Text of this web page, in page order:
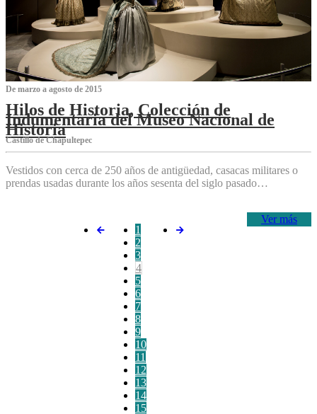
De marzo a agosto de 2015
Hilos de Historia, Colección de
Indumentaria del Museo Nacional de
Historia
Castillo de Chapultepec
Vestidos con cerca de 250 años de antigüedad, casacas militares o
prendas usadas durante los años sesenta del siglo pasado…
Ver más
1
2
3
4
5
6
7
8
9
10
11
12
13
14
15